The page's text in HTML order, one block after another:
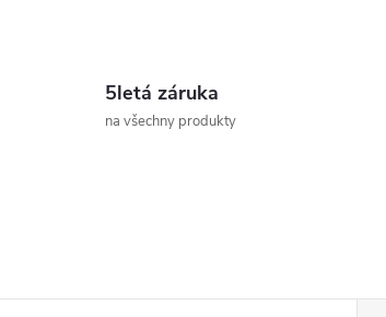
5letá záruka
na všechny produkty